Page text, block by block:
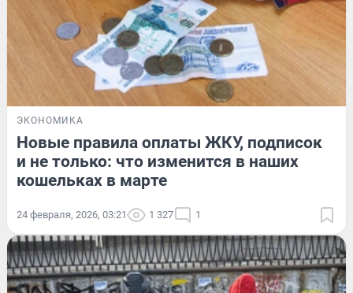
ЭКОНОМИКА
Новые правила оплаты ЖКУ, подписок
и не только: что изменится в наших
кошельках в марте
24 февраля, 2026, 03:21 1 327 1